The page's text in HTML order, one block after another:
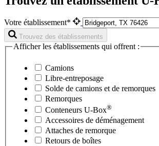
Votre établissement*
Trouvez des établissements
Afficher les établissements qui offrent :
Camions
Libre-entreposage
Solde de camions et de remorques
Remorques
Conteneurs U-Box®
Accessoires de déménagement
Attaches de remorque
Retours de boîtes